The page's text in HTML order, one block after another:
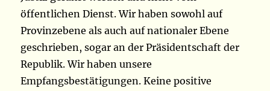
öffentlichen Dienst. Wir haben sowohl auf
Provinzebene als auch auf nationaler Ebene
geschrieben, sogar an der Präsidentschaft der
Republik. Wir haben unsere
Empfangsbestätigungen. Keine positive